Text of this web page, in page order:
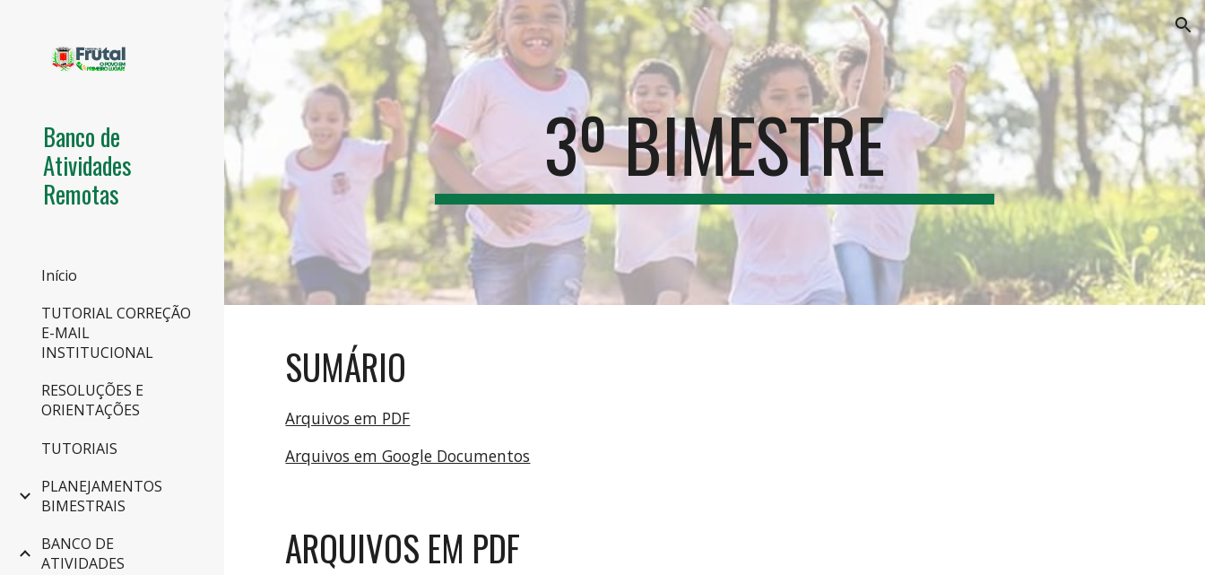
Skip to main content Skip to navigation
Banco de
Atividades
Remotas
Início
TUTORIAL CORREÇÃO
E-MAIL
INSTITUCIONAL
RESOLUÇÕES E
ORIENTAÇÕES
TUTORIAIS
PLANEJAMENTOS
BIMESTRAIS
BANCO DE
ATIVIDADES
3º BIMESTRE
SUMÁRIO
Arquivos em PDF
Arquivos em Google Documentos
ARQUIVOS EM PDF